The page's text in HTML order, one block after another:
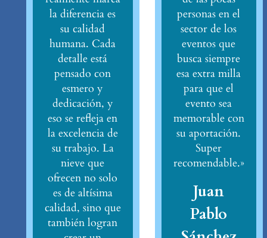
la diferencia es
su calidad
humana. Cada
detalle está
pensado con
esmero y
dedicación, y
eso se refleja en
la excelencia de
su trabajo. La
nieve que
ofrecen no solo
es de altísima
calidad, sino que
también logran
personas en el
sector de los
eventos que
busca siempre
esa extra milla
para que el
evento sea
memorable con
su aportación.
Super
recomendable.»
Juan
Pablo